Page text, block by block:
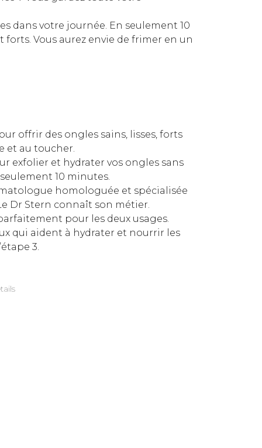
dans votre journée. En seulement 10
Vous aurez envie de frimer en un
offrir des ongles sains, lisses, forts
et au toucher.
exfolier et hydrater vos ongles sans
10 minutes.
homologuée et spécialisée
Dr Stern connaît son métier.
pour les deux usages.
qui aident à hydrater et nourrir les
3.